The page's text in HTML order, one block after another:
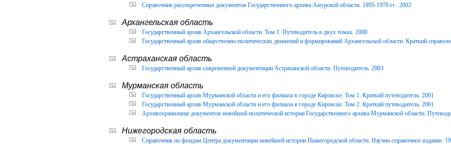
Справочник рассекреченных документов Государственного архива Амурской области. 1895-1970 гг.. 2002
Архангельская область
Государственный архив Архангельской области. Том 1. Путеводитель в двух томах. 2000
Государственный архив общественно-политических движений и формирований Архангельской области. Краткий
Астраханская область
Государственный архив современной документации Астраханской области. Путеводитель. 2003
Мурманская область
Государственный архив Мурманской области и его филиала в городе Кировске. Том 1. Краткий путеводитель. 2001
Государственный архив Мурманской области и его филиала в городе Кировске. Том 2. Краткий путеводитель. 2001
Архивохранилище документов новейшей политической истории Государственного архива Мурманской области.
Нижегородская область
Справочник по фондам Центра документации новейшей истории Нижегородской области. Научно-справочное издание.